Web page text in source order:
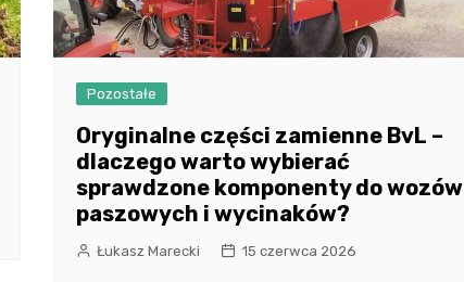
Pozostałe
Oryginalne części zamienne BvL –
dlaczego warto wybierać
sprawdzone komponenty do wozów
paszowych i wycinaków?
Łukasz Marecki 15 czerwca 2026